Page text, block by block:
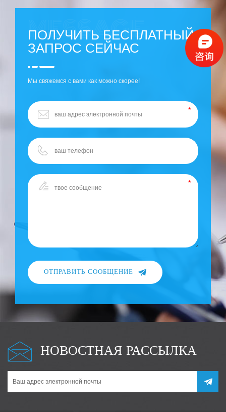
ПОЛУЧИТЬ БЕСПЛАТНЫЙ
ЗАПРОС СЕЙЧАС
Мы свяжемся с вами как можно скорее!
ОТПРАВИТЬ СООБЩЕНИЕ
НОВОСТНАЯ РАССЫЛКА